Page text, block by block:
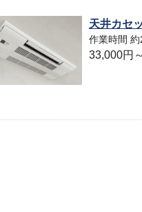
天井カセ
作業時間 約
33,000円